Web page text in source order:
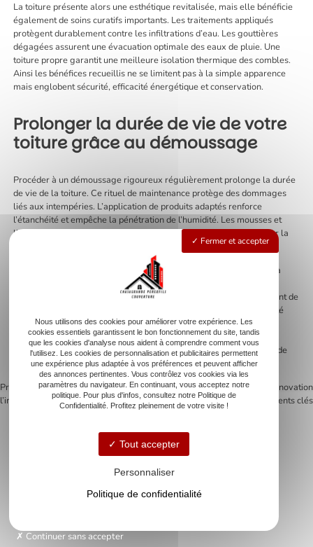
La toiture présente alors une esthétique revitalisée, mais elle bénéficie
également de soins curatifs importants. Les traitements appliqués
protègent durablement contre les infiltrations d’eau. Les gouttières
dégagées assurent une évacuation optimale des eaux de pluie. Une
toiture propre garantit une meilleure isolation thermique des combles.
Ainsi les bénéfices recueillis ne se limitent pas à la simple apparence
mais englobent sécurité, efficacité énergétique et conservation.
Prolonger la durée de vie de votre
toiture grâce au démoussage
Procéder à un démoussage rigoureux régulièrement prolonge la durée
de vie de la toiture. Ce rituel de maintenance protège des dommages
liés aux intempéries. L’application de produits adaptés renforce
l’étanchéité et empêche la pénétration de l’humidité. Les mousses et
lichens retirés évitent la stagnation des eaux qui pourraient infiltrer la
L’intervention d’un expert limite les dégâts causés à la toiture par la
prolifération de micro-organismes. L’imperméabilisation avec un
traitement hydrofuge diminue les risques de fissures ou d’éclatement de
tuiles poreuses. Le démoussage permet donc de maintenir l’intégrité
structurelle de la toiture. Une toiture bien entretenue, nettoyée de
manière professionnelle, garantit un logement protégé et pérenne.
C’est un investissement sur le long terme qui prévient des travaux de
réfection souvent coûteux.
Navigation
Previous:
Rénover votre toiture :
l’importance de la couverture zinguerie
Next:Calculer le prix de la rénovation
de toiture au m2 : les éléments clés
Couverture
Rénovation de toiture
Fermer et accepter
Nous utilisons des cookies pour améliorer votre expérience. Les
cookies essentiels garantissent le bon fonctionnement du site, tandis
que les cookies d'analyse nous aident à comprendre comment vous
l'utilisez. Les cookies de personnalisation et publicitaires permettent
une expérience plus adaptée à vos préférences et peuvent afficher
des annonces pertinentes. Vous contrôlez vos cookies via les
paramètres du navigateur. En continuant, vous acceptez notre
politique. Pour plus d'infos, consultez notre Politique de
Confidentialité. Profitez pleinement de votre visite !
Tout accepter
Personnaliser
Politique de confidentialité
Continuer sans accepter